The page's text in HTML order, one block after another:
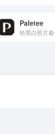
Paletee
给黑白照片着